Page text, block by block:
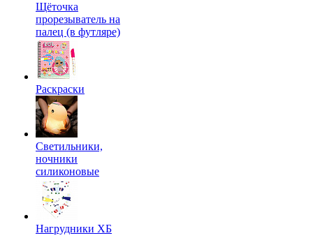
Щёточка
прорезыватель на
палец (в футляре)
Раскраски
Светильники,
ночники
силиконовые
Нагрудники ХБ